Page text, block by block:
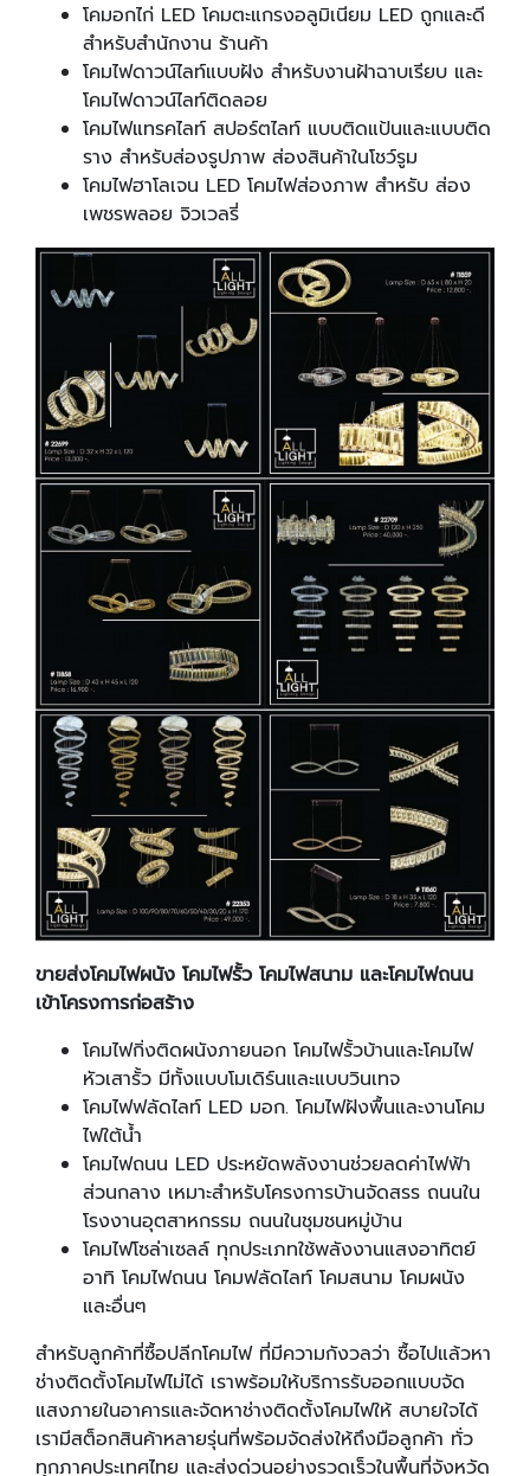
โคมอกไก่ LED โคมตะแกรงอลูมิเนียม LED ถูกและดี
สำหรับสำนักงาน ร้านค้า
โคมไฟดาวน์ไลท์แบบฝัง สำหรับงานฝ้าฉาบเรียบ และ
โคมไฟดาวน์ไลท์ติดลอย
โคมไฟแทรคไลท์ สปอร์ตไลท์ แบบติดแป้นและแบบติด
ราง สำหรับส่องรูปภาพ ส่องสินค้าในโชว์รูม
โคมไฟฮาโลเจน LED โคมไฟส่องภาพ สำหรับ ส่อง
เพชรพลอย จิวเวลรี่
ขายส่งโคมไฟผนัง โคมไฟรั้ว โคมไฟสนาม และโคมไฟถนน
เข้าโครงการก่อสร้าง
โคมไฟกิ่งติดผนังภายนอก โคมไฟรั้วบ้านและโคมไฟ
หัวเสารั้ว มีทั้งแบบโมเดิร์นและแบบวินเทจ
โคมไฟฟลัดไลท์ LED มอก. โคมไฟฝังพื้นและงานโคม
ไฟใต้น้ำ
โคมไฟถนน LED ประหยัดพลังงานช่วยลดค่าไฟฟ้า
ส่วนกลาง เหมาะสำหรับโครงการบ้านจัดสรร ถนนใน
โรงงานอุตสาหกรรม ถนนในชุมชนหมู่บ้าน
โคมไฟโซล่าเซลล์ ทุกประเภทใช้พลังงานแสงอาทิตย์
อาทิ โคมไฟถนน โคมฟลัดไลท์ โคมสนาม โคมผนัง
และอื่นๆ
สำหรับลูกค้าที่ซื้อปลีกโคมไฟ ที่มีความกังวลว่า ซื้อไปแล้วหา
ช่างติดตั้งโคมไฟไม่ได้ เราพร้อมให้บริการรับออกแบบจัด
แสงภายในอาคารและจัดหาช่างติดตั้งโคมไฟให้ สบายใจได้
เรามีสต็อกสินค้าหลายรุ่นที่พร้อมจัดส่งให้ถึงมือลูกค้า ทั่ว
ทุกภาคประเทศไทย และส่งด่วนอย่างรวดเร็วในพื้นที่จังหวัด